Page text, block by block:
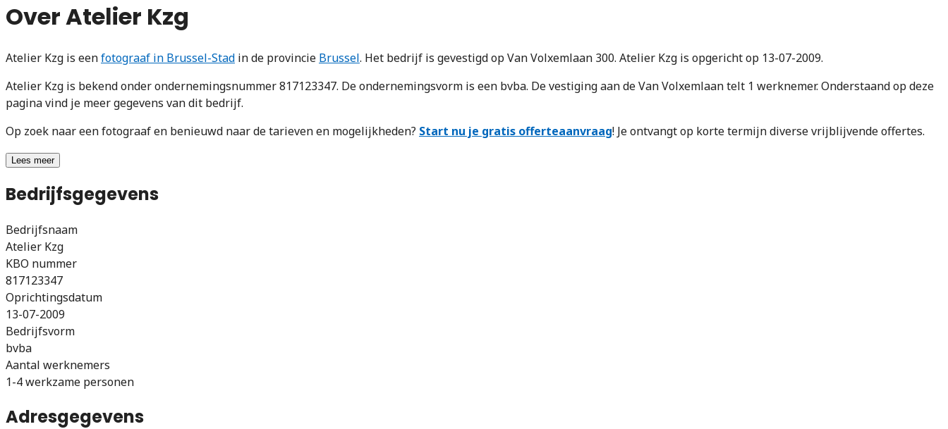
Over Atelier Kzg
Atelier Kzg is eenfotograaf in Brussel-Stad in de provincie Brussel. Het bedrijf is gevestigd op Van Volxemlaan 300. Atelier Kzg is opgericht op 13-07-2009.
Atelier Kzg is bekend onder ondernemingsnummer 817123347. De ondernemingsvorm is een bvba. De vestiging aan de Van Volxemlaan telt 1 werknemer. Onderstaand op deze
pagina vind je meer gegevens van dit bedrijf.
Op zoek naar een fotograaf en benieuwd naar de tarieven en mogelijkheden? Start nu je gratis offerteaanvraag! Je ontvangt op korte termijn diverse vrijblijvende offertes.
Lees meer
Bedrijfsgegevens
Bedrijfsnaam
Atelier Kzg
KBO nummer
817123347
Oprichtingsdatum
13-07-2009
Bedrijfsvorm
bvba
Aantal werknemers
1-4 werkzame personen
Adresgegevens